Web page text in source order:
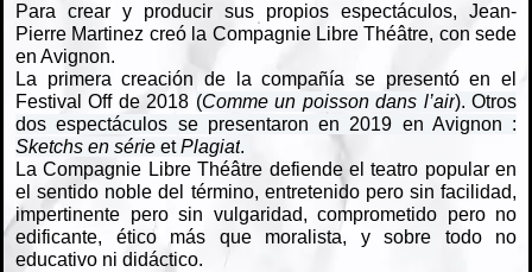
Para crear y producir sus propios espectáculos, Jean-
Pierre Martinez creó la Compagnie Libre Théâtre, con sede
en Avignon.
La primera creación de la compañía se presentó en el
Festival Off de 2018 (Comme un poisson dans l’air).Otros
dos espectáculos se presentaron en 2019 en Avignon :
Sketchs en série etPlagiat.
La Compagnie Libre Théâtre defiende el teatro popular en
el sentido noble del término, entretenido pero sin facilidad,
impertinente pero sin vulgaridad, comprometido pero no
edificante, ético más que moralista, y sobre todo no
educativo ni didáctico.